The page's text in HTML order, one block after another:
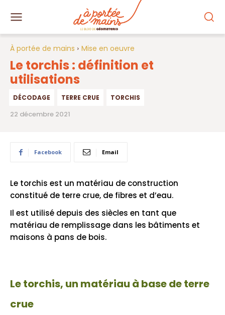
À portée de mains Mise en oeuvre
Le torchis : définition et
utilisations
DÉCODAGE TERRE CRUE TORCHIS
22 décembre 2021
Facebook Email
Le torchis est un matériau de construction
constitué de terre crue, de fibres et d’eau.
Il est utilisé depuis des siècles en tant que
matériau de remplissage dans les bâtiments et
maisons à pans de bois.
Le torchis, un matériau à base de terre
crue